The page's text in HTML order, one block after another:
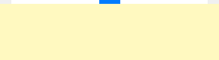
Tools, dan Tutorial